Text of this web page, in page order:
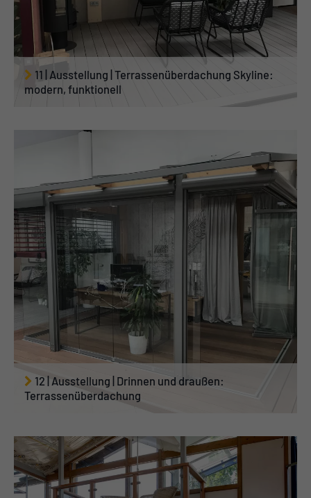
11 | Ausstellung | Terrassenüberdachung Skyline:
modern, funktionell
12 | Ausstellung | Drinnen und draußen:
Terrassenüberdachung